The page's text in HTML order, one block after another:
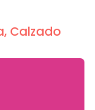
, Calzado